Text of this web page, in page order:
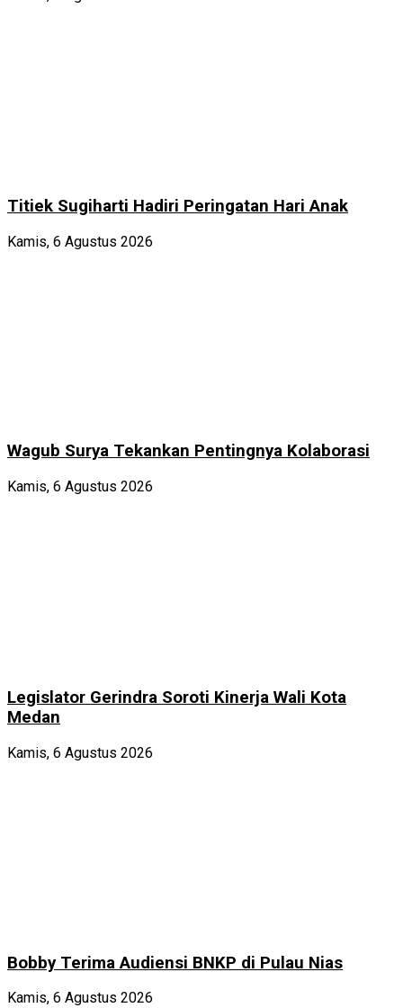
Titiek Sugiharti Hadiri Peringatan Hari Anak
Kamis, 6 Agustus 2026
Wagub Surya Tekankan Pentingnya Kolaborasi
Kamis, 6 Agustus 2026
Legislator Gerindra Soroti Kinerja Wali Kota
Medan
Kamis, 6 Agustus 2026
Bobby Terima Audiensi BNKP di Pulau Nias
Kamis, 6 Agustus 2026